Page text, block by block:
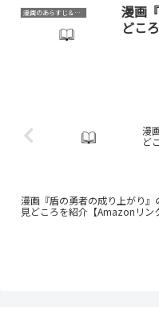
漫画のあらすじ＆見どころ
漫画
どこ
漫
ど
漫画『盾の勇者の成り上がり』
見どころを紹介【Amazonリン